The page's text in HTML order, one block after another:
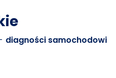
diagności samochodowi